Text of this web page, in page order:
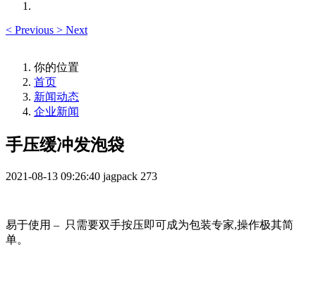
< Previous > Next
你的位置
首页
新闻动态
企业新闻
手压缓冲发泡袋
2021-08-13 09:26:40 jagpack 273
易于使用 – 只需要双手按压即可成为包装专家,操作极其简
单。